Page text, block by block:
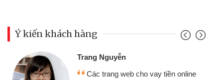
Ý kiến khách hàng
Trang Nguyễn
Các trang web cho vay tiền online